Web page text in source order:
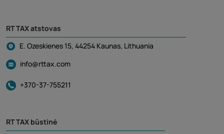
RT TAX atstovas
E. Ozeskienes 15, 44254 Kaunas, Lithuania
info@rttax.com
+370-37-755211
RT TAX būstinė